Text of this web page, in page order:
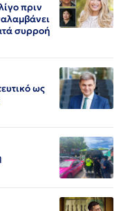
πριν
συρροή
ως